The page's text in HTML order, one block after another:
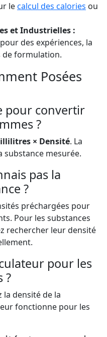
lecalcul des calories ou
et Industrielles :
des expériences, la
de formulation.
Posées
pour convertir
?
× Densité. La
substance mesurée.
pas la
?
préchargées pour
Pour les substances
rechercher leur densité
pour les
?
la densité de la
fonctionne pour les